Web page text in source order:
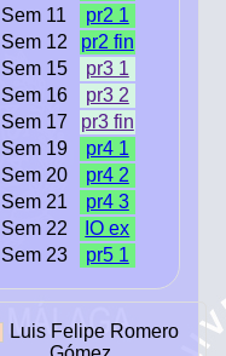
Sem 11
pr2 1
Sem 12
pr2 fin
Sem 15
pr3 1
Sem 16
pr3 2
Sem 17
pr3 fin
Sem 19
pr4 1
Sem 20
pr4 2
Sem 21
pr4 3
Sem 22
IO ex
Sem 23
pr5 1
Luis Felipe Romero